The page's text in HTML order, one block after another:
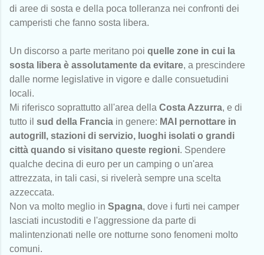
di aree di sosta e della poca tolleranza nei confronti dei
camperisti che fanno sosta libera.
Un discorso a parte meritano poi quelle zone in cui la
sosta libera è assolutamente da evitare, a prescindere
dalle norme legislative in vigore e dalle consuetudini
locali.
Mi riferisco soprattutto all'area della Costa Azzurra, e di
tutto il sud della Francia in genere: MAI pernottare in
autogrill, stazioni di servizio, luoghi isolati o grandi
città quando si visitano queste regioni. Spendere
qualche decina di euro per un camping o un'area
attrezzata, in tali casi, si rivelerà sempre una scelta
azzeccata.
Non va molto meglio in Spagna, dove i furti nei camper
lasciati incustoditi e l'aggressione da parte di
malintenzionati nelle ore notturne sono fenomeni molto
comuni.